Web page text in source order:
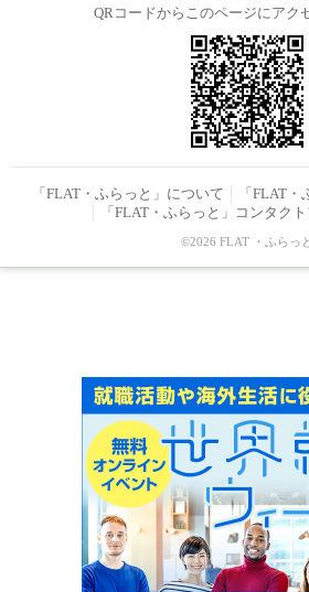
QRコードからこのページにアク
「FLAT・ふらっと」について
「FLAT
「FLAT・ふらっと」コンタク
©2026 FLAT ・ふらっ